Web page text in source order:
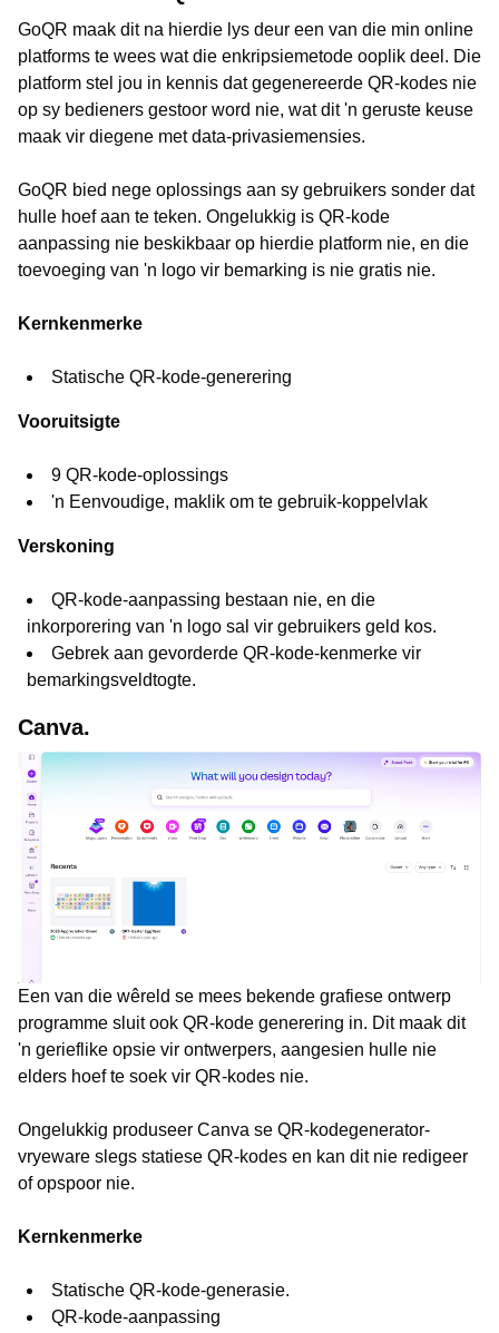
GoQR maak dit na hierdie lys deur een van die min online
platforms te wees wat die enkripsiemetode ooplik deel. Die
platform stel jou in kennis dat gegenereerde QR-kodes nie
op sy bedieners gestoor word nie, wat dit 'n geruste keuse
maak vir diegene met data-privasiemensies.
GoQR bied nege oplossings aan sy gebruikers sonder dat
hulle hoef aan te teken. Ongelukkig is QR-kode
aanpassing nie beskikbaar op hierdie platform nie, en die
toevoeging van 'n logo vir bemarking is nie gratis nie.
Kernkenmerke
Statische QR-kode-generering
Vooruitsigte
9 QR-kode-oplossings
'n Eenvoudige, maklik om te gebruik-koppelvlak
Verskoning
QR-kode-aanpassing bestaan nie, en die
inkorporering van 'n logo sal vir gebruikers geld kos.
Gebrek aan gevorderde QR-kode-kenmerke vir
bemarkingsveldtogte.
Canva.
Een van die wêreld se mees bekende grafiese ontwerp
programme sluit ook QR-kode generering in. Dit maak dit
'n gerieflike opsie vir ontwerpers, aangesien hulle nie
elders hoef te soek vir QR-kodes nie.
Ongelukkig produseer Canva se QR-kodegenerator-
vryeware slegs statiese QR-kodes en kan dit nie redigeer
of opspoor nie.
Kernkenmerke
Statische QR-kode-generasie.
QR-kode-aanpassing